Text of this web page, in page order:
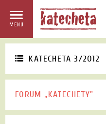
MENU
KATECHETA 3/2012
FORUM „KATECHETY"